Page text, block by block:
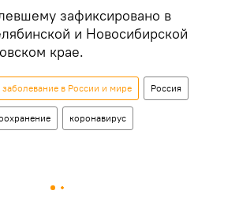
зафиксировано в
и Новосибирской
крае.
в России и мире Россия
коронавирус